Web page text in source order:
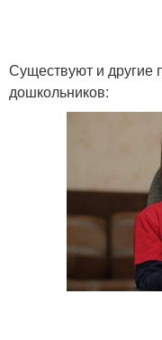
Существуют и другие
дошкольников: